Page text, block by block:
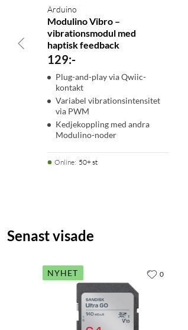
Matningsspänning: 3,3 V
Mått: 25,36×41 mm
Vikt: 4,4 g
Certifieringar: CE, FCC, RoHS, REACH
I förpackningen
1 × Modulino Light
1 × Qwiic-kabel (5 cm)
Arduino
Modulino Vibro –
vibrationsmodul med
haptisk feedback
129:-
Plug-and-play via Qwiic-
kontakt
Variabel vibrationsintensitet
via PWM
Kedjekoppling med andra
Modulino-noder
Online: 50+ st
Senast visade
NYHET 0